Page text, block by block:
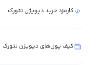
کارمزد خرید دیویژن نتورک
کیف پول‌های دیویژن نتورک